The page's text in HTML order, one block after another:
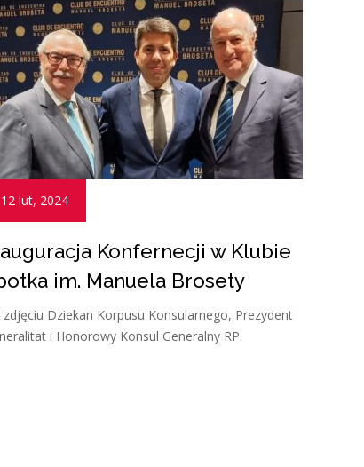
12 lut, 2024
Konfernecji w Klubie
im. Manuela Brosety
zdjęciu Dziekan Korpusu Konsularnego, Prezydent
i Honorowy Konsul Generalny RP.